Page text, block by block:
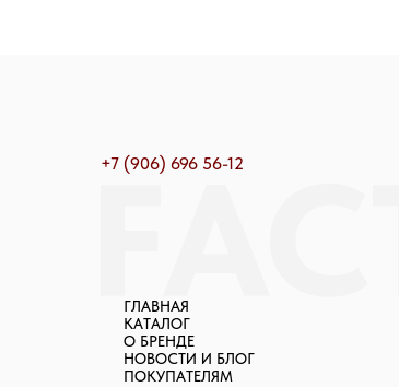
+7 (906) 696 56-12
ГЛАВНАЯ
КАТАЛОГ
О БРЕНДЕ
НОВОСТИ И БЛОГ
ПОКУПАТЕЛЯМ